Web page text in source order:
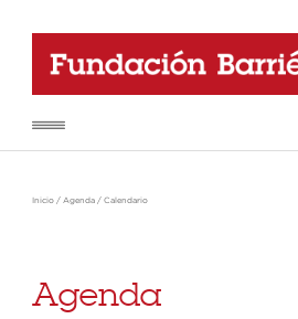
Inicio / Agenda / Calendario
Agenda